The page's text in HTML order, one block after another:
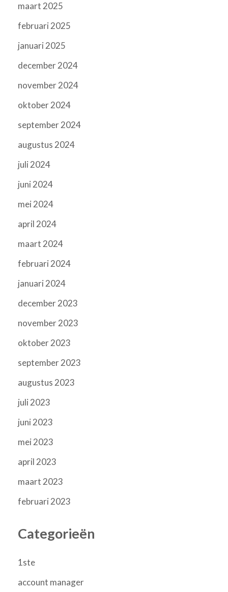
maart 2025
februari 2025
januari 2025
december 2024
november 2024
oktober 2024
september 2024
augustus 2024
juli 2024
juni 2024
mei 2024
april 2024
maart 2024
februari 2024
januari 2024
december 2023
november 2023
oktober 2023
september 2023
augustus 2023
juli 2023
juni 2023
mei 2023
april 2023
maart 2023
februari 2023
Categorieën
1ste
account manager